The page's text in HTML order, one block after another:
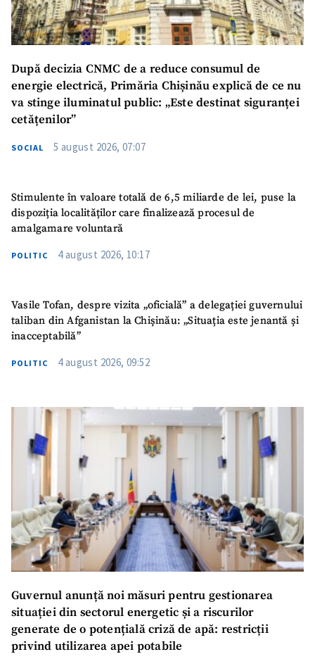
După decizia CNMC de a reduce consumul de
energie electrică, Primăria Chișinău explică de ce nu
va stinge iluminatul public: „Este destinat siguranței
cetățenilor”
SOCIAL 5 august 2026, 07:07
Stimulente în valoare totală de 6,5 miliarde de lei, puse la
dispoziția localităților care finalizează procesul de
amalgamare voluntară
POLITIC 4 august 2026, 10:17
Vasile Tofan, despre vizita „oficială” a delegației guvernului
taliban din Afganistan la Chișinău: „Situația este jenantă și
inacceptabilă”
POLITIC 4 august 2026, 09:52
Guvernul anunță noi măsuri pentru gestionarea
situației din sectorul energetic și a riscurilor
generate de o potențială criză de apă: restricții
privind utilizarea apei potabile